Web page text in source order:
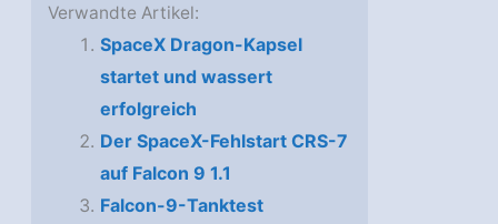
Verwandte Artikel:
SpaceX Dragon-Kapsel
startet und wassert
erfolgreich
Der SpaceX-Fehlstart CRS-7
auf Falcon 9 1.1
Falcon-9-Tanktest